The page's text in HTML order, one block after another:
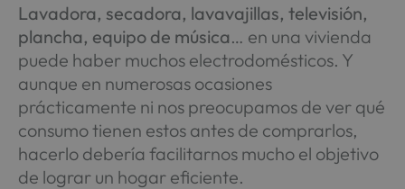
Lavadora, secadora, lavavajillas, televisión,
plancha, equipo de música… en una vivienda
puede haber muchos electrodomésticos. Y
aunque en numerosas ocasiones
prácticamente ni nos preocupamos de ver qué
consumo tienen estos antes de comprarlos,
hacerlo debería facilitarnos mucho el objetivo
de lograr un hogar eficiente.